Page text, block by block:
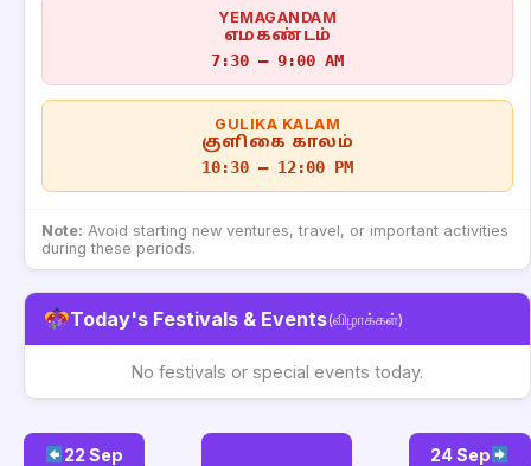
YEMAGANDAM
எமகண்டம்
7:30 – 9:00 AM
GULIKA KALAM
குளிகை காலம்
10:30 – 12:00 PM
Note: Avoid starting new ventures, travel, or important activities
during these periods.
Today's Festivals & Events(விழாக்கள்)
No festivals or special events today.
22 Sep 24 Sep